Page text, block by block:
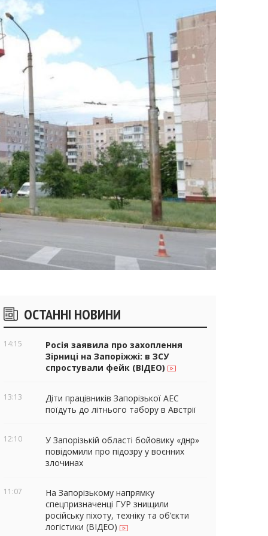
Бічні
віджети
ОСТАННІ НОВИНИ
14:15
Росія заявила про захоплення
Зірниці на Запоріжжі: в ЗСУ
спростували фейк (ВІДЕО)
13:13
Діти працівників Запорізької АЕС
поїдуть до літнього табору в Австрії
12:10
У Запорізькій області бойовику «днр»
повідомили про підозру у воєнних
злочинах
11:07
На Запорізькому напрямку
спецпризначенці ГУР знищили
російську піхоту, техніку та об’єкти
логістики (ВІДЕО)